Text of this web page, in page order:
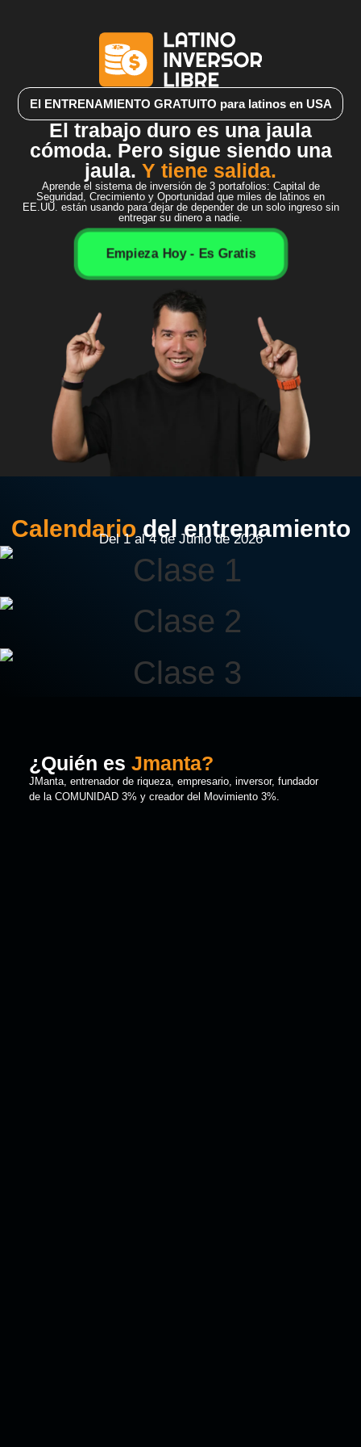
El ENTRENAMIENTO GRATUITO para latinos en USA
El trabajo duro es una jaula
cómoda. Pero sigue siendo una
jaula. Y tiene salida.
Aprende el sistema de inversión de 3 portafolios: Capital de
Seguridad, Crecimiento y Oportunidad que miles de latinos en
EE.UU. están usando para dejar de depender de un solo ingreso sin
entregar su dinero a nadie.
Empieza Hoy - Es Gratis
Calendariodel entrenamiento
Del 1 al 4 de Junio de 2026
¿Quién es Jmanta?
JManta, entrenador de riqueza, empresario, inversor, fundador
de la COMUNIDAD 3% y creador del Movimiento 3%.